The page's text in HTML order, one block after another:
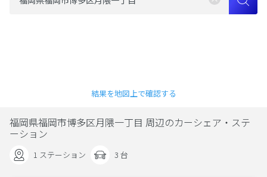
結果を地図上で確認する
福岡県福岡市博多区月隈一丁目 周辺のカーシェア・ステ
ーション
1 ステーション 3 台